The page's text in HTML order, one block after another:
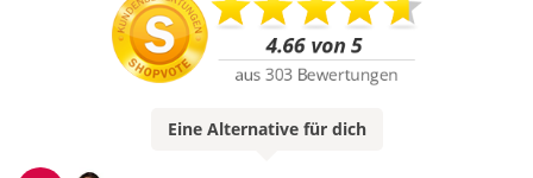
Eine Alternativefür dich